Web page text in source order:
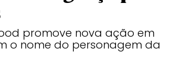
promove nova ação em
o nome do personagem da